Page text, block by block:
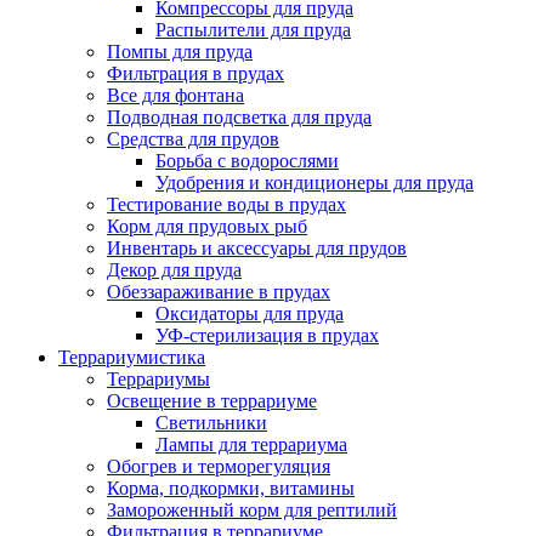
Компрессоры для пруда
Распылители для пруда
Помпы для пруда
Фильтрация в прудах
Все для фонтана
Подводная подсветка для пруда
Средства для прудов
Борьба с водорослями
Удобрения и кондиционеры для пруда
Тестирование воды в прудах
Корм для прудовых рыб
Инвентарь и аксессуары для прудов
Декор для пруда
Обеззараживание в прудах
Оксидаторы для пруда
УФ-стерилизация в прудах
Террариумистика
Террариумы
Освещение в террариуме
Светильники
Лампы для террариума
Обогрев и терморегуляция
Корма, подкормки, витамины
Замороженный корм для рептилий
Фильтрация в террариуме